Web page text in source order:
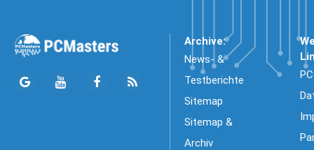
Archive:
News- &
Testberichte
Sitemap
Sitemap &
Archiv